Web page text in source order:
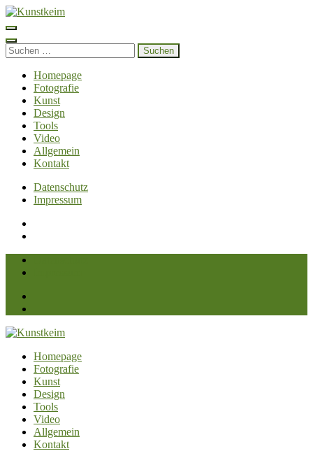
Zum
Inhalt
springen
(Enter
drücken)
Suchen
nach:
Homepage
Fotografie
Kunst
Design
Tools
Video
Allgemein
Kontakt
Datenschutz
Impressum
Kunstkeim
Fotografie, Design und Szene
Homepage
Fotografie
Kunst
Design
Tools
Video
Allgemein
Kontakt